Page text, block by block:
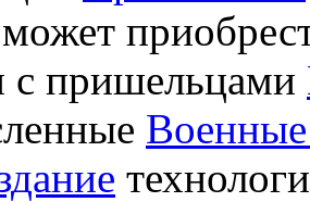
может
с пришельцами